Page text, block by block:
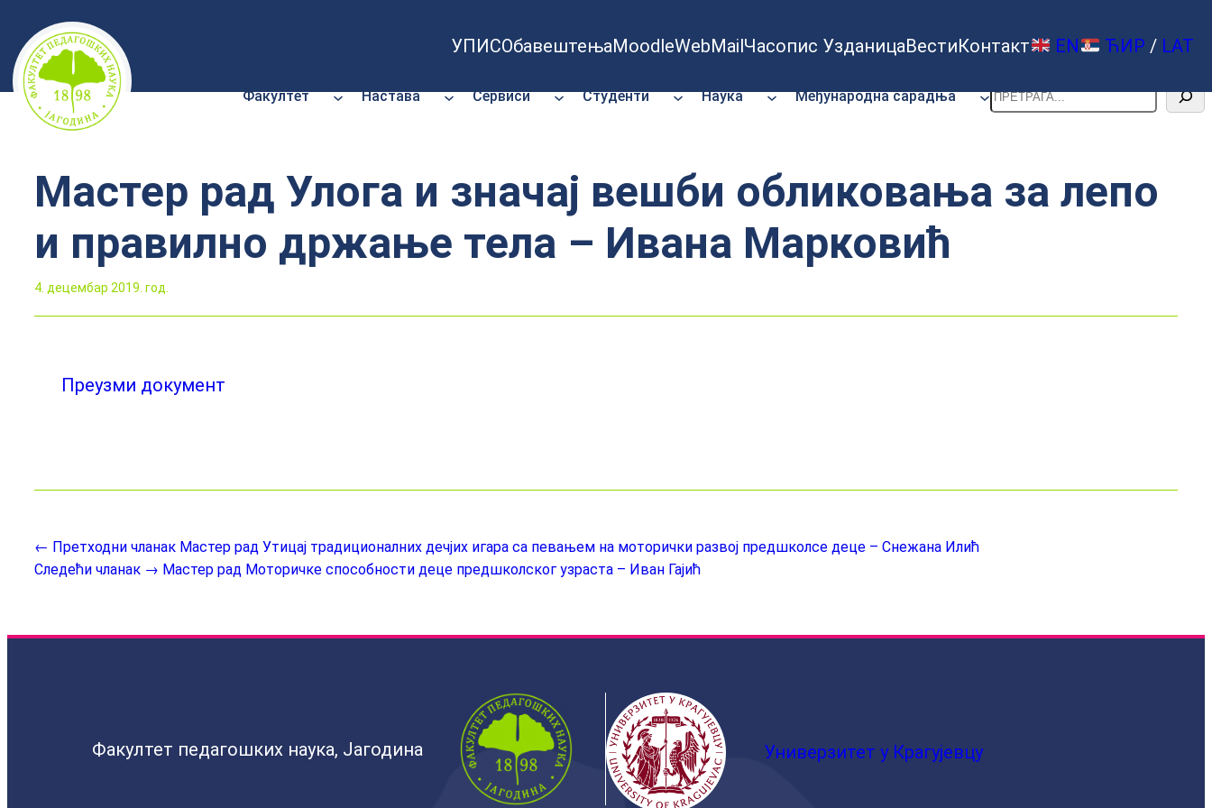
Скочи
на
садржај
УПИСОбавештењаMoodleWebMailЧасопис УзданицаВестиКонтакт EN ЋИР / LAT
Факултет Настава Сервиси Студенти Наука Међународна сарадња Претрага
Мастер рад Улога и значај вешби обликовања за лепо
и правилно држање тела – Ивана Марковић
4. децембар 2019. год.
Преузми документ
← Претходни чланак Мастер рад Утицај традиционалних дечјих игара са певањем на моторички развој предшколсе деце – Снежана Илић
Следећи чланак → Мастер рад Моторичке способности деце предшколског узраста – Иван Гајић
Факултет педагошких наука, Јагодина Универзитет у Крагујевцу